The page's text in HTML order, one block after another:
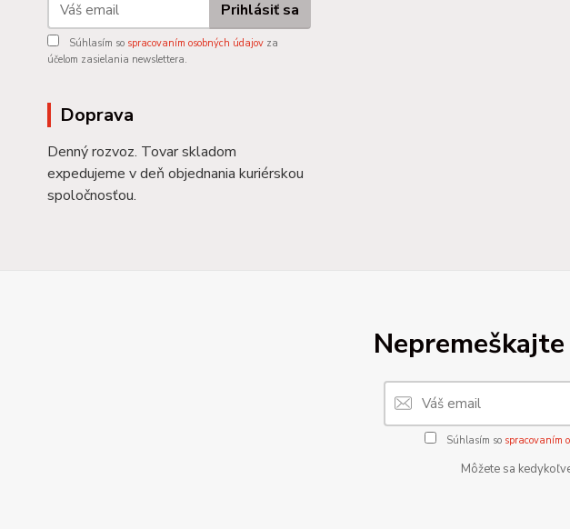
Prihlásiť sa
Súhlasím so spracovaním osobných údajov za
účelom zasielania newslettera.
Doprava
Denný rozvoz. Tovar skladom
expedujeme v deň objednania kuriérskou
spoločnosťou.
Súhlasím so spracovaním
Môžete sa